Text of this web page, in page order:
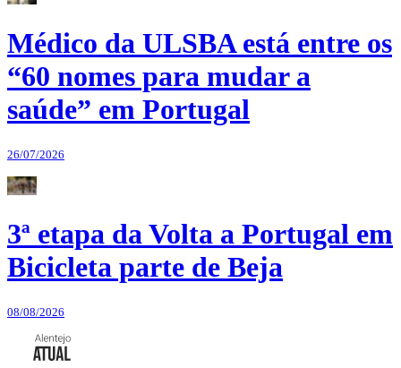
Médico da ULSBA está entre os
“60 nomes para mudar a
saúde” em Portugal
26/07/2026
3ª etapa da Volta a Portugal em
Bicicleta parte de Beja
08/08/2026